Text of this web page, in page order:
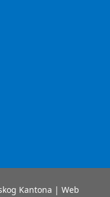
Kantona | Web